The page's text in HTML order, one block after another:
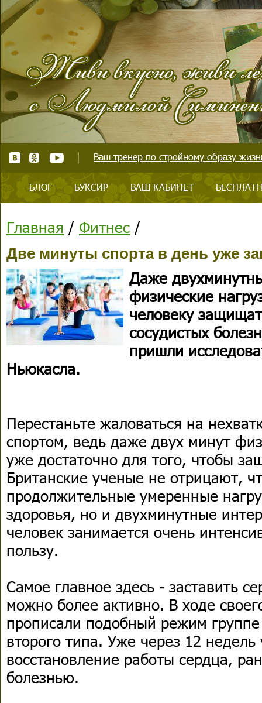
Ваш тренер по стройному образу
БЛОГ БУКСИР ВАШ КАБИНЕТ
Главная / Фитнес /
Две минуты спорта в день уже
Даже
физические
человеку
сосудистых
пришли
Ньюкасла.
Перестаньте жаловаться на
спортом, ведь даже двух минут
уже достаточно для того, чтобы
Британские ученые не отрицают,
продолжительные умеренные
здоровья, но и двухминутные
человек занимается очень
пользу.
Самое главное здесь - заставить
можно более активно. В ходе
прописали подобный режим
второго типа. Уже через 12 недель
восстановление работы сердца,
болезнью.